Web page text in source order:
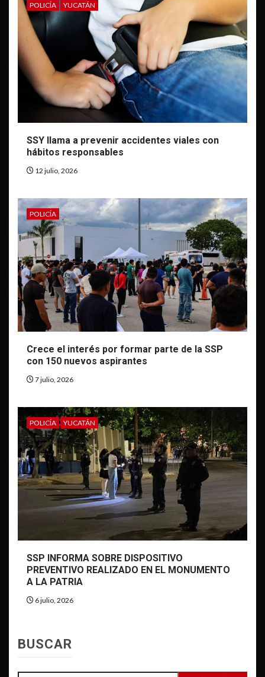
POLICÍA YUCATÁN
SSY llama a prevenir accidentes viales con
hábitos responsables
12 julio, 2026
POLICÍA
Crece el interés por formar parte de la SSP
con 150 nuevos aspirantes
7 julio, 2026
POLICÍA YUCATÁN
SSP INFORMA SOBRE DISPOSITIVO
PREVENTIVO REALIZADO EN EL MONUMENTO
A LA PATRIA
6 julio, 2026
BUSCAR